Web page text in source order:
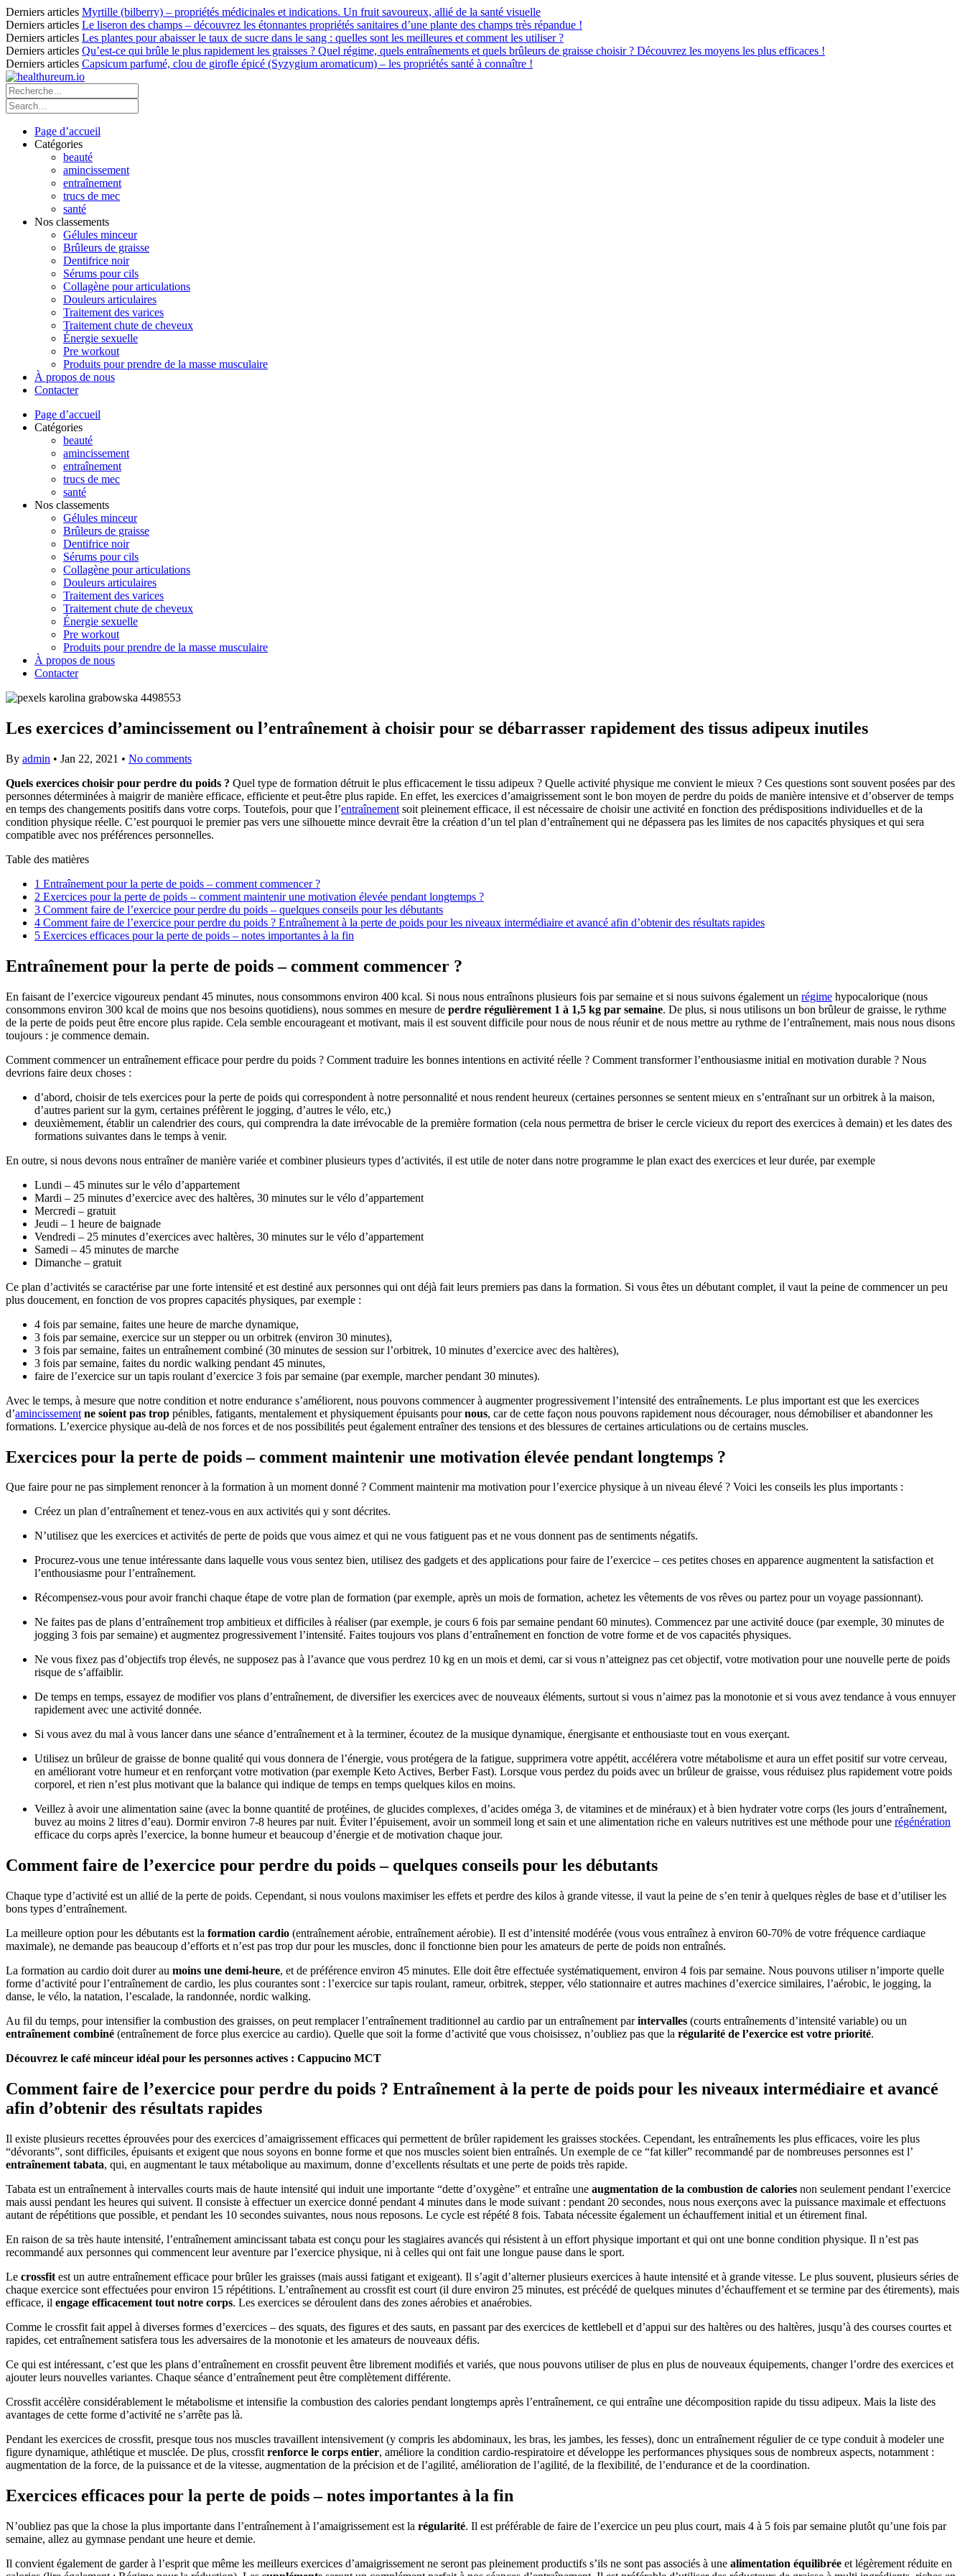
Derniers articles Myrtille (bilberry) – propriétés médicinales et indications. Un fruit savoureux, allié de la santé visuelle
Derniers articles Le liseron des champs – découvrez les étonnantes propriétés sanitaires d’une plante des champs très répandue !
Derniers articles Les plantes pour abaisser le taux de sucre dans le sang : quelles sont les meilleures et comment les utiliser ?
Derniers articles Qu’est-ce qui brûle le plus rapidement les graisses ? Quel régime, quels entraînements et quels brûleurs de graisse choisir ? Découvrez les moyens les plus efficaces !
Derniers articles Capsicum parfumé, clou de girofle épicé (Syzygium aromaticum) – les propriétés santé à connaître !
Page d’accueil
Catégories
beauté
amincissement
entraînement
trucs de mec
santé
Nos classements
Gélules minceur
Brûleurs de graisse
Dentifrice noir
Sérums pour cils
Collagène pour articulations
Douleurs articulaires
Traitement des varices
Traitement chute de cheveux
Énergie sexuelle
Pre workout
Produits pour prendre de la masse musculaire
À propos de nous
Contacter
Page d’accueil
Catégories
beauté
amincissement
entraînement
trucs de mec
santé
Nos classements
Gélules minceur
Brûleurs de graisse
Dentifrice noir
Sérums pour cils
Collagène pour articulations
Douleurs articulaires
Traitement des varices
Traitement chute de cheveux
Énergie sexuelle
Pre workout
Produits pour prendre de la masse musculaire
À propos de nous
Contacter
Les exercices d’amincissement ou l’entraînement à choisir pour se débarrasser rapidement des tissus adipeux inutiles
By admin • Jan 22, 2021 • No comments
Quels exercices choisir pour perdre du poids ? Quel type de formation détruit le plus efficacement le tissu adipeux ? Quelle activité physique me convient le mieux ? Ces questions sont souvent posées par des
personnes déterminées à maigrir de manière efficace, efficiente et peut-être plus rapide. En effet, les exercices d’amaigrissement sont le bon moyen de perdre du poids de manière intensive et d’observer de temps
en temps des changements positifs dans votre corps. Toutefois, pour que l’entraînement soit pleinement efficace, il est nécessaire de choisir une activité en fonction des prédispositions individuelles et de la
condition physique réelle. C’est pourquoi le premier pas vers une silhouette mince devrait être la création d’un tel plan d’entraînement qui ne dépassera pas les limites de nos capacités physiques et qui sera
compatible avec nos préférences personnelles.
Table des matières
1 Entraînement pour la perte de poids – comment commencer ?
2 Exercices pour la perte de poids – comment maintenir une motivation élevée pendant longtemps ?
3 Comment faire de l’exercice pour perdre du poids – quelques conseils pour les débutants
4 Comment faire de l’exercice pour perdre du poids ? Entraînement à la perte de poids pour les niveaux intermédiaire et avancé afin d’obtenir des résultats rapides
5 Exercices efficaces pour la perte de poids – notes importantes à la fin
Entraînement pour la perte de poids – comment commencer ?
En faisant de l’exercice vigoureux pendant 45 minutes, nous consommons environ 400 kcal. Si nous nous entraînons plusieurs fois par semaine et si nous suivons également un régime hypocalorique (nous
consommons environ 300 kcal de moins que nos besoins quotidiens), nous sommes en mesure de perdre régulièrement 1 à 1,5 kg par semaine. De plus, si nous utilisons un bon brûleur de graisse, le rythme
de la perte de poids peut être encore plus rapide. Cela semble encourageant et motivant, mais il est souvent difficile pour nous de nous réunir et de nous mettre au rythme de l’entraînement, mais nous nous disons
toujours : je commence demain.
Comment commencer un entraînement efficace pour perdre du poids ? Comment traduire les bonnes intentions en activité réelle ? Comment transformer l’enthousiasme initial en motivation durable ? Nous
devrions faire deux choses :
d’abord, choisir de tels exercices pour la perte de poids qui correspondent à notre personnalité et nous rendent heureux (certaines personnes se sentent mieux en s’entraînant sur un orbitrek à la maison,
d’autres parient sur la gym, certaines préfèrent le jogging, d’autres le vélo, etc,)
deuxièmement, établir un calendrier des cours, qui comprendra la date irrévocable de la première formation (cela nous permettra de briser le cercle vicieux du report des exercices à demain) et les dates des
formations suivantes dans le temps à venir.
En outre, si nous devons nous entraîner de manière variée et combiner plusieurs types d’activités, il est utile de noter dans notre programme le plan exact des exercices et leur durée, par exemple
Lundi – 45 minutes sur le vélo d’appartement
Mardi – 25 minutes d’exercice avec des haltères, 30 minutes sur le vélo d’appartement
Mercredi – gratuit
Jeudi – 1 heure de baignade
Vendredi – 25 minutes d’exercices avec haltères, 30 minutes sur le vélo d’appartement
Samedi – 45 minutes de marche
Dimanche – gratuit
Ce plan d’activités se caractérise par une forte intensité et est destiné aux personnes qui ont déjà fait leurs premiers pas dans la formation. Si vous êtes un débutant complet, il vaut la peine de commencer un peu
plus doucement, en fonction de vos propres capacités physiques, par exemple :
4 fois par semaine, faites une heure de marche dynamique,
3 fois par semaine, exercice sur un stepper ou un orbitrek (environ 30 minutes),
3 fois par semaine, faites un entraînement combiné (30 minutes de session sur l’orbitrek, 10 minutes d’exercice avec des haltères),
3 fois par semaine, faites du nordic walking pendant 45 minutes,
faire de l’exercice sur un tapis roulant d’exercice 3 fois par semaine (par exemple, marcher pendant 30 minutes).
Avec le temps, à mesure que notre condition et notre endurance s’améliorent, nous pouvons commencer à augmenter progressivement l’intensité des entraînements. Le plus important est que les exercices
d’amincissement ne soient pas trop pénibles, fatigants, mentalement et physiquement épuisants pournous, car de cette façon nous pouvons rapidement nous décourager, nous démobiliser et abandonner les
formations. L’exercice physique au-delà de nos forces et de nos possibilités peut également entraîner des tensions et des blessures de certaines articulations ou de certains muscles.
Exercices pour la perte de poids – comment maintenir une motivation élevée pendant longtemps ?
Que faire pour ne pas simplement renoncer à la formation à un moment donné ? Comment maintenir ma motivation pour l’exercice physique à un niveau élevé ? Voici les conseils les plus importants :
Créez un plan d’entraînement et tenez-vous en aux activités qui y sont décrites.
N’utilisez que les exercices et activités de perte de poids que vous aimez et qui ne vous fatiguent pas et ne vous donnent pas de sentiments négatifs.
Procurez-vous une tenue intéressante dans laquelle vous vous sentez bien, utilisez des gadgets et des applications pour faire de l’exercice – ces petites choses en apparence augmentent la satisfaction et
l’enthousiasme pour l’entraînement.
Récompensez-vous pour avoir franchi chaque étape de votre plan de formation (par exemple, après un mois de formation, achetez les vêtements de vos rêves ou partez pour un voyage passionnant).
Ne faites pas de plans d’entraînement trop ambitieux et difficiles à réaliser (par exemple, je cours 6 fois par semaine pendant 60 minutes). Commencez par une activité douce (par exemple, 30 minutes de
jogging 3 fois par semaine) et augmentez progressivement l’intensité. Faites toujours vos plans d’entraînement en fonction de votre forme et de vos capacités physiques.
Ne vous fixez pas d’objectifs trop élevés, ne supposez pas à l’avance que vous perdrez 10 kg en un mois et demi, car si vous n’atteignez pas cet objectif, votre motivation pour une nouvelle perte de poids
risque de s’affaiblir.
De temps en temps, essayez de modifier vos plans d’entraînement, de diversifier les exercices avec de nouveaux éléments, surtout si vous n’aimez pas la monotonie et si vous avez tendance à vous ennuyer
rapidement avec une activité donnée.
Si vous avez du mal à vous lancer dans une séance d’entraînement et à la terminer, écoutez de la musique dynamique, énergisante et enthousiaste tout en vous exerçant.
Utilisez un brûleur de graisse de bonne qualité qui vous donnera de l’énergie, vous protégera de la fatigue, supprimera votre appétit, accélérera votre métabolisme et aura un effet positif sur votre cerveau,
en améliorant votre humeur et en renforçant votre motivation (par exemple Keto Actives, Berber Fast). Lorsque vous perdez du poids avec un brûleur de graisse, vous réduisez plus rapidement votre poids
corporel, et rien n’est plus motivant que la balance qui indique de temps en temps quelques kilos en moins.
Veillez à avoir une alimentation saine (avec la bonne quantité de protéines, de glucides complexes, d’acides oméga 3, de vitamines et de minéraux) et à bien hydrater votre corps (les jours d’entraînement,
buvez au moins 2 litres d’eau). Dormir environ 7-8 heures par nuit. Éviter l’épuisement, avoir un sommeil long et sain et une alimentation riche en valeurs nutritives est une méthode pour une régénération
efficace du corps après l’exercice, la bonne humeur et beaucoup d’énergie et de motivation chaque jour.
Comment faire de l’exercice pour perdre du poids – quelques conseils pour les débutants
Chaque type d’activité est un allié de la perte de poids. Cependant, si nous voulons maximiser les effets et perdre des kilos à grande vitesse, il vaut la peine de s’en tenir à quelques règles de base et d’utiliser les
bons types d’entraînement.
La meilleure option pour les débutants est la formation cardio (entraînement aérobie, entraînement aérobie). Il est d’intensité modérée (vous vous entraînez à environ 60-70% de votre fréquence cardiaque
maximale), ne demande pas beaucoup d’efforts et n’est pas trop dur pour les muscles, donc il fonctionne bien pour les amateurs de perte de poids non entraînés.
La formation au cardio doit durer au moins une demi-heure, et de préférence environ 45 minutes. Elle doit être effectuée systématiquement, environ 4 fois par semaine. Nous pouvons utiliser n’importe quelle
forme d’activité pour l’entraînement de cardio, les plus courantes sont : l’exercice sur tapis roulant, rameur, orbitrek, stepper, vélo stationnaire et autres machines d’exercice similaires, l’aérobic, le jogging, la
danse, le vélo, la natation, l’escalade, la randonnée, nordic walking.
Au fil du temps, pour intensifier la combustion des graisses, on peut remplacer l’entraînement traditionnel au cardio par un entraînement parintervalles (courts entraînements d’intensité variable) ou un
entraînement combiné (entraînement de force plus exercice au cardio). Quelle que soit la forme d’activité que vous choisissez, n’oubliez pas que la régularité de l’exercice est votre priorité.
Découvrez le café minceur idéal pour les personnes actives : Cappucino MCT
Comment faire de l’exercice pour perdre du poids ? Entraînement à la perte de poids pour les niveaux intermédiaire et avancé
afin d’obtenir des résultats rapides
Il existe plusieurs recettes éprouvées pour des exercices d’amaigrissement efficaces qui permettent de brûler rapidement les graisses stockées. Cependant, les entraînements les plus efficaces, voire les plus
“dévorants”, sont difficiles, épuisants et exigent que nous soyons en bonne forme et que nos muscles soient bien entraînés. Un exemple de ce “fat killer” recommandé par de nombreuses personnes est l’
entraînement tabata, qui, en augmentant le taux métabolique au maximum, donne d’excellents résultats et une perte de poids très rapide.
Tabata est un entraînement à intervalles courts mais de haute intensité qui induit une importante “dette d’oxygène” et entraîne une augmentation de la combustion de calories non seulement pendant l’exercice
mais aussi pendant les heures qui suivent. Il consiste à effectuer un exercice donné pendant 4 minutes dans le mode suivant : pendant 20 secondes, nous nous exerçons avec la puissance maximale et effectuons
autant de répétitions que possible, et pendant les 10 secondes suivantes, nous nous reposons. Le cycle est répété 8 fois. Tabata nécessite également un échauffement initial et un étirement final.
En raison de sa très haute intensité, l’entraînement amincissant tabata est conçu pour les stagiaires avancés qui résistent à un effort physique important et qui ont une bonne condition physique. Il n’est pas
recommandé aux personnes qui commencent leur aventure par l’exercice physique, ni à celles qui ont fait une longue pause dans le sport.
Le crossfit est un autre entraînement efficace pour brûler les graisses (mais aussi fatigant et exigeant). Il s’agit d’alterner plusieurs exercices à haute intensité et à grande vitesse. Le plus souvent, plusieurs séries de
chaque exercice sont effectuées pour environ 15 répétitions. L’entraînement au crossfit est court (il dure environ 25 minutes, est précédé de quelques minutes d’échauffement et se termine par des étirements), mais
efficace, il engage efficacement tout notre corps. Les exercices se déroulent dans des zones aérobies et anaérobies.
Comme le crossfit fait appel à diverses formes d’exercices – des squats, des figures et des sauts, en passant par des exercices de kettlebell et d’appui sur des haltères ou des haltères, jusqu’à des courses courtes et
rapides, cet entraînement satisfera tous les adversaires de la monotonie et les amateurs de nouveaux défis.
Ce qui est intéressant, c’est que les plans d’entraînement en crossfit peuvent être librement modifiés et variés, que nous pouvons utiliser de plus en plus de nouveaux équipements, changer l’ordre des exercices et
ajouter leurs nouvelles variantes. Chaque séance d’entraînement peut être complètement différente.
Crossfit accélère considérablement le métabolisme et intensifie la combustion des calories pendant longtemps après l’entraînement, ce qui entraîne une décomposition rapide du tissu adipeux. Mais la liste des
avantages de cette forme d’activité ne s’arrête pas là.
Pendant les exercices de crossfit, presque tous nos muscles travaillent intensivement (y compris les abdominaux, les bras, les jambes, les fesses), donc un entraînement régulier de ce type conduit à modeler une
figure dynamique, athlétique et musclée. De plus, crossfit renforce le corps entier, améliore la condition cardio-respiratoire et développe les performances physiques sous de nombreux aspects, notamment :
augmentation de la force, de la puissance et de la vitesse, augmentation de la précision et de l’agilité, amélioration de l’agilité, de la flexibilité, de l’endurance et de la coordination.
Exercices efficaces pour la perte de poids – notes importantes à la fin
N’oubliez pas que la chose la plus importante dans l’entraînement à l’amaigrissement est la régularité. Il est préférable de faire de l’exercice un peu plus court, mais 4 à 5 fois par semaine plutôt qu’une fois par
semaine, allez au gymnase pendant une heure et demie.
Il convient également de garder à l’esprit que même les meilleurs exercices d’amaigrissement ne seront pas pleinement productifs s’ils ne sont pas associés à une alimentation équilibrée et légèrement réduite en